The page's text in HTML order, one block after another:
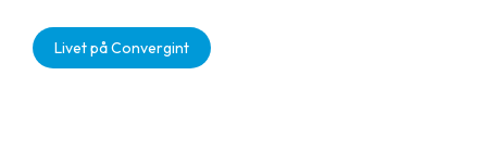
Livet på Convergint